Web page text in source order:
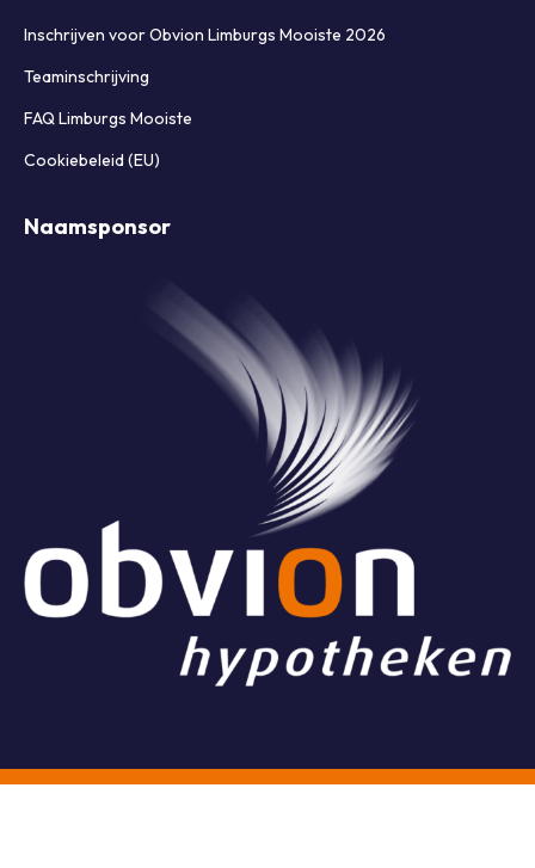
Inschrijven voor Obvion Limburgs Mooiste 2026
Teaminschrijving
FAQ Limburgs Mooiste
Cookiebeleid (EU)
Naamsponsor